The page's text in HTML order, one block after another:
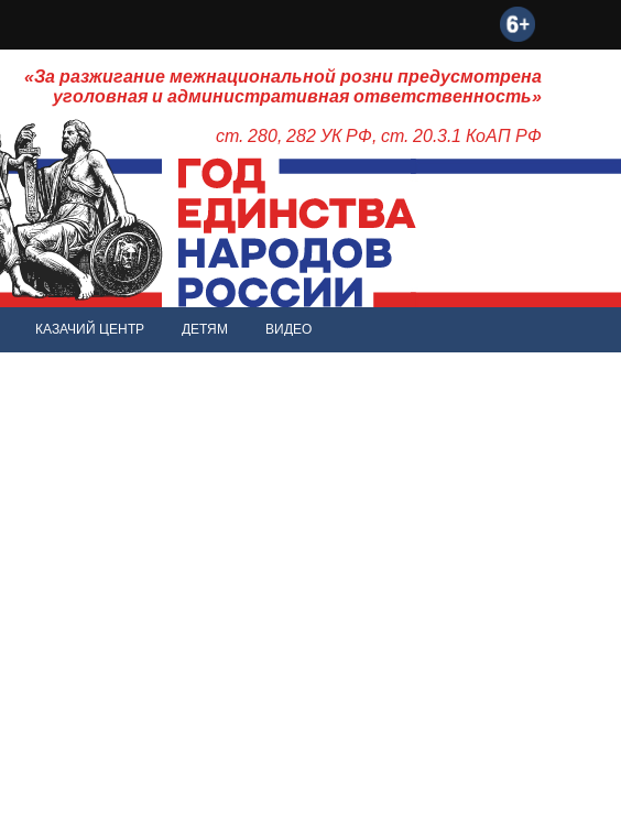
«За разжигание межнациональной розни предусмотрена
уголовная и административная ответственность»
ст. 280, 282 УК РФ, ст. 20.3.1 КоАП РФ
КАЗАЧИЙ ЦЕНТР ДЕТЯМ ВИДЕО